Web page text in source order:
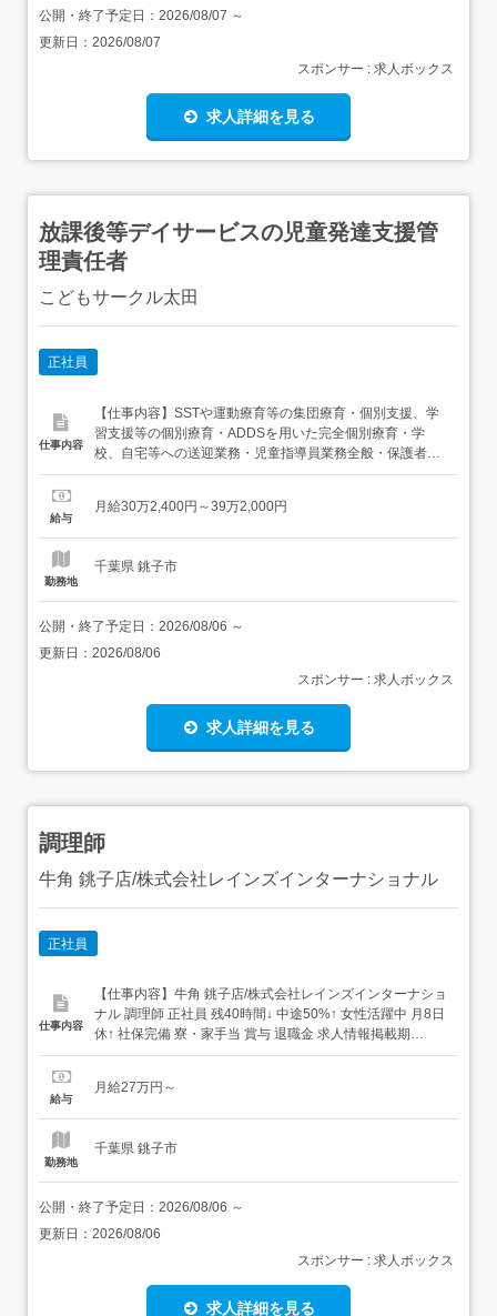
公開・終了予定日： 2026/08/07 ～
更新日： 2026/08/07
スポンサー : 求人ボックス
求人詳細を見る
放課後等デイサービスの児童発達支援管
理責任者
こどもサークル太田
正社員
仕事内容
【仕事内容】SSTや運動療育等の集団療育・個別支援、学
習支援等の個別療育・ADDSを用いた完全個別療育・学
校、自宅等への送迎業務・児童指導員業務全般・保護者対
応・近隣店舗へのヘルプ業務・各種イベント準備・連絡
達支援管理責任者業務 〇モニタリング〇個別支援計画作成
給与
月給30万2,400円～39万2,000円
勤務地
千葉県 銚子市
公開・終了予定日： 2026/08/06 ～
更新日： 2026/08/06
スポンサー : 求人ボックス
求人詳細を見る
調理師
牛角 銚子店/株式会社レインズインターナショナル
正社員
仕事内容
【仕事内容】牛角 銚子店/株式会社レインズインターナショ
ナル 調理師 正社員 残40時間↓ 中途50%↑ 女性活躍中 月8日
休↑ 社保完備 寮・家⼿当 賞与 退職金 求人情報掲載期
間:2026/07/16～2026/08/20 求人情報 店舗の特徴 上場企業
1 交 通 JR成田線「松岸駅」...
給与
月給27万円～
勤務地
千葉県 銚子市
公開・終了予定日： 2026/08/06 ～
更新日： 2026/08/06
スポンサー : 求人ボックス
求人詳細を見る